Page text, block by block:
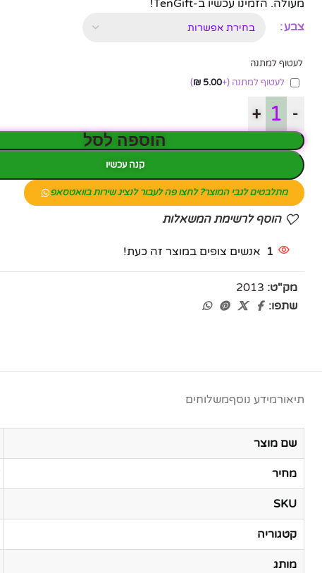
מעולה. הזמינו עכשיו ב-TenGift!
צבע
לעטוף למתנה
לעטוף למתנה(+
5.00
₪
)
-
+
הוספה לסל
קנה עכשיו
מתלבטים לגבי המוצר? לחצו פה לעבור לנציג שירות בוואטסאפ
הוסף לרשימת המשאלות
1 אנשים צופים במוצר זה כעת!
מק"ט: 2013
שתפו:
תיאורמידע נוסףמשלוחים
שם מוצר
מחיר
SKU
קטגוריה
מותג